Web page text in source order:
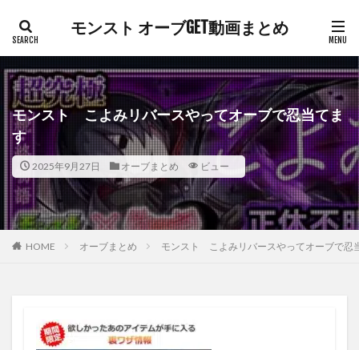
モンスト オーブGET動画まとめ
モンスト こよみリバースやってオーブで忍当てま
す
2025年9月27日 オーブまとめ ビュー
HOME オーブまとめ モンスト こよみリバースやってオーブで忍